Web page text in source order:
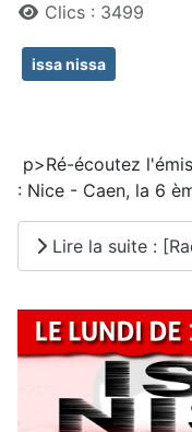
Clics : 3499
issa nissa
p>Ré-écoutez
: Nice - Caen, la 6
Lire la suite :